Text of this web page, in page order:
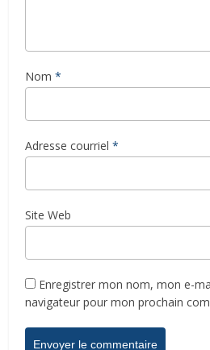
Nom *
Adresse courriel *
Site Web
Enregistrer mon nom, mon e-
navigateur pour mon prochain